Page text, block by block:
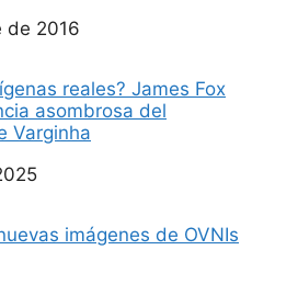
de 2016
reales? James Fox
asombrosa del
Varginha
imágenes de OVNIs